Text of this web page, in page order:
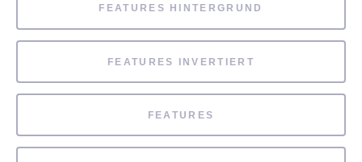
FEATURES HINTERGRUND
FEATURES INVERTIERT
FEATURES